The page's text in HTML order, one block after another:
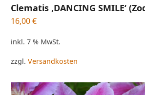
Clematis ‚DANCING SMILE‘
16,00€
inkl. 7 % MwSt.
zzgl.Versandkosten